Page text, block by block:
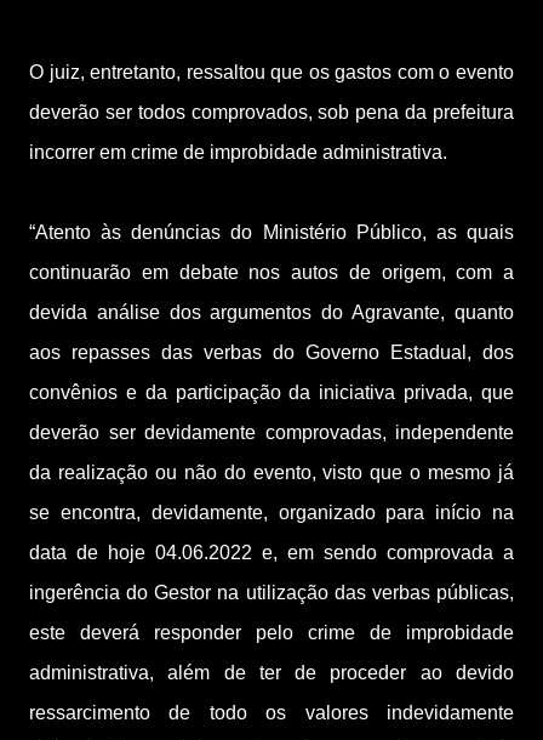
O juiz, entretanto, ressaltou que os gastos com o evento
deverão ser todos comprovados, sob pena da prefeitura
incorrer em crime de improbidade administrativa.
“Atento às denúncias do Ministério Público, as quais
continuarão em debate nos autos de origem, com a
devida análise dos argumentos do Agravante, quanto
aos repasses das verbas do Governo Estadual, dos
convênios e da participação da iniciativa privada, que
deverão ser devidamente comprovadas, independente
da realização ou não do evento, visto que o mesmo já
se encontra, devidamente, organizado para início na
data de hoje 04.06.2022 e, em sendo comprovada a
ingerência do Gestor na utilização das verbas públicas,
este deverá responder pelo crime de improbidade
administrativa, além de ter de proceder ao devido
ressarcimento de todo os valores indevidamente